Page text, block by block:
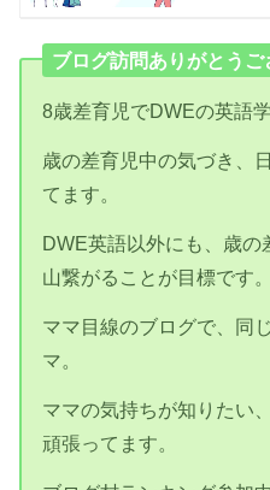
ブログ訪問ありがとうご
8歳差育児でDWEの英語
歳の差育児中の気づき、
てます。
DWE英語以外にも、歳の
山繋がることが目標です。
ママ目線のブログで、同
マ。
ママの気持ちが知りたい
頑張ってます。